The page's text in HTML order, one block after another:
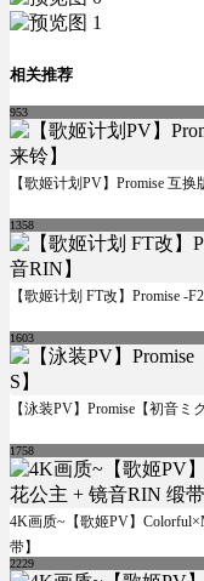
相关推荐
953
【歌姬计划PV】Promise 互
1358
【歌姬计划 FT改】Promise -
1603
【泳装PV】Promise【初音ミ
1758
4K画质~【歌姬PV】
带】
2229